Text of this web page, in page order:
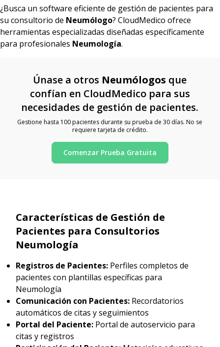
¿Busca un software eficiente de gestión de pacientes para
su consultorio de Neumólogo? CloudMedico ofrece
herramientas especializadas diseñadas específicamente
para profesionales Neumología.
Únase a otros Neumólogos que
confían en CloudMedico para sus
necesidades de gestión de pacientes.
Gestione hasta 100 pacientes durante su prueba de 30 días. No se
requiere tarjeta de crédito.
Comenzar Prueba Gratuita
Características de Gestión de
Pacientes para Consultorios
Neumología
Registros de Pacientes: Perfiles completos de
pacientes con plantillas específicas para
Neumología
Comunicación con Pacientes: Recordatorios
automáticos de citas y seguimientos
Portal del Paciente: Portal de autoservicio para
citas y registros